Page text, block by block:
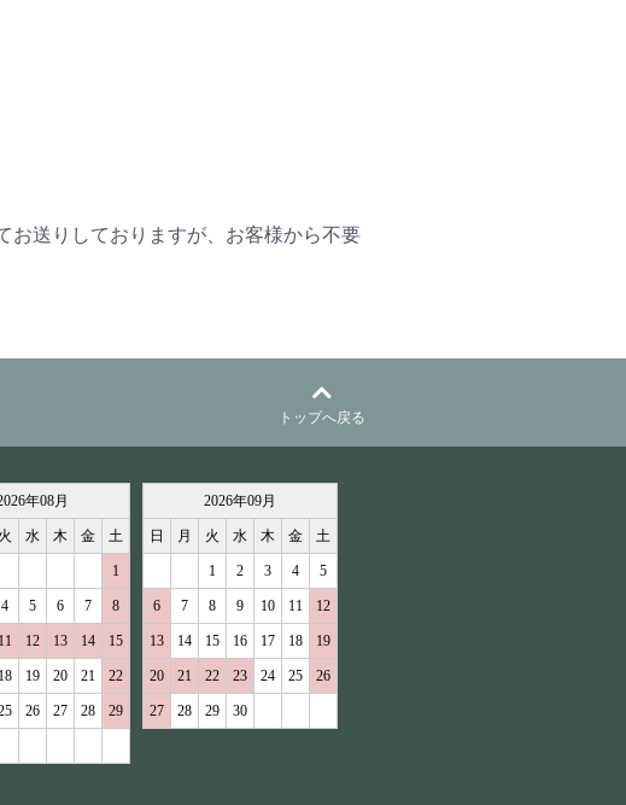
お送りしておりますが、お客様から不要
トップへ戻る
年08月
火 水 木 金 土
1
4 5 6 7 8
11 12 13 14 15
18 19 20 21 22
26 27 28 29
2026年09月
日 月 火 水 木 金 土
1 2 3 4 5
6 7 8 9 10 11 12
13 14 15 16 17 18 19
20 21 22 23 24 25 26
27 28 29 30